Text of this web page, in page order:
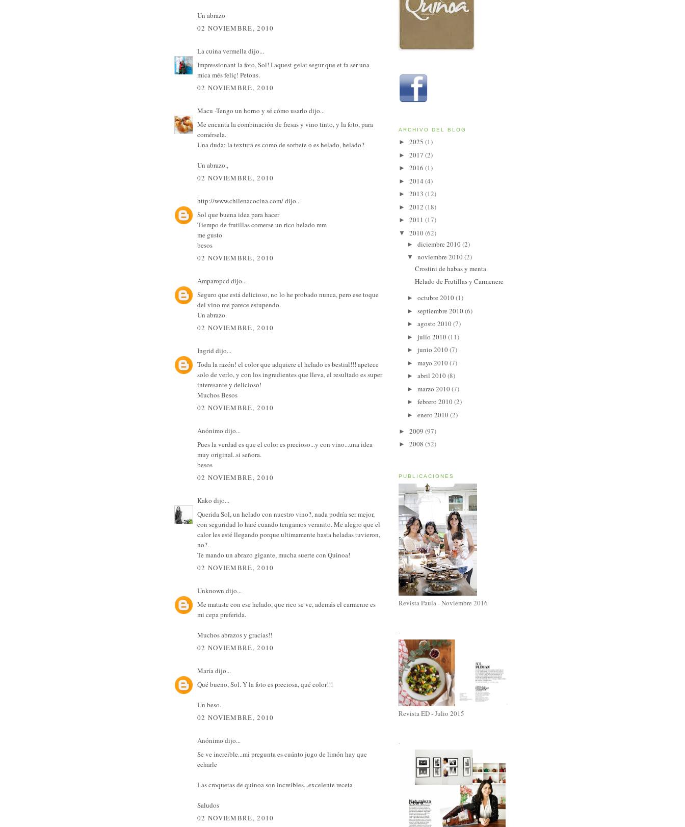
Un abrazo
02 NOVIEMBRE, 2010
La cuina vermelladijo...
Impressionant la foto, Sol! I aquest gelat segur que et fa ser una
mica més feliç! Petons.
02 NOVIEMBRE, 2010
Macu -Tengo un horno y sé cómo usarlo dijo...
Me encanta la combinación de fresas y vino tinto, y la foto, para
comérsela.
Una duda: la textura es como de sorbete o es helado, helado?
Un abrazo.,
02 NOVIEMBRE, 2010
http://www.chilenacocina.com/dijo...
Sol que buena idea para hacer
Tiempo de frutillas comerse un rico helado mm
me gusto
besos
02 NOVIEMBRE, 2010
Amparopcd dijo...
Seguro que está delicioso, no lo he probado nunca, pero ese toque
del vino me parece estupendo.
Un abrazo.
02 NOVIEMBRE, 2010
Ingrid dijo...
Toda la razón! el color que adquiere el helado es bestial!!! apetece
solo de verlo, y con los ingredientes que lleva, el resultado es super
interesante y delicioso!
Muchos Besos
02 NOVIEMBRE, 2010
Anónimo dijo...
Pues la verdad es que el color es precioso...y con vino...una idea
muy original..si señora.
besos
02 NOVIEMBRE, 2010
Kako dijo...
Querida Sol, un helado con nuestro vino?, nada podría ser mejor,
con seguridad lo haré cuando tengamos veranito. Me alegro que el
calor les esté llegando porque ultimamente hasta heladas tuvieron,
no?.
Te mando un abrazo gigante, mucha suerte con Quinoa!
02 NOVIEMBRE, 2010
Unknown dijo...
Me mataste con ese helado, que rico se ve, además el carmenre es
mi cepa preferida.
Muchos abrazos y gracias!!
02 NOVIEMBRE, 2010
Maríadijo...
Qué bueno, Sol. Y la foto es preciosa, qué color!!!
Un beso.
02 NOVIEMBRE, 2010
Anónimo dijo...
Se ve increible...mi pregunta es cuánto jugo de limón hay que
echarle
Las croquetas de quinoa son increibles...excelente receta
Saludos
02 NOVIEMBRE, 2010
ARCHIVO DEL BLOG
► 2025 (1)
► 2017 (2)
► 2016 (1)
► 2014 (4)
► 2013 (12)
► 2012 (18)
► 2011 (17)
▼ 2010(62)
► diciembre 2010(2)
▼ noviembre 2010(2)
Crostini de habas y menta
Helado de Frutillas y Carmenere
► octubre 2010(1)
► septiembre 2010(6)
► agosto 2010(7)
► julio 2010(11)
► junio 2010(7)
► mayo 2010(7)
► abril 2010(8)
► marzo 2010(7)
► febrero 2010(2)
► enero 2010(2)
► 2009 (97)
► 2008 (52)
PUBLICACIONES
Revista Paula - Noviembre 2016
.
Revista ED - Julio 2015